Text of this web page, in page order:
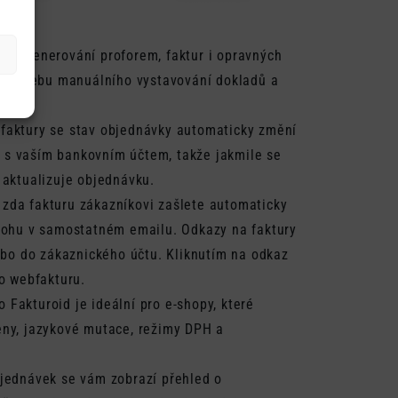
generování proforem, faktur i opravných
manuálního vystavování dokladů a
se stav objednávky automaticky změní
vaším bankovním účtem, takže jakmile se
objednávku.
fakturu zákazníkovi zašlete automaticky
v samostatném emailu. Odkazy na faktury
do zákaznického účtu. Kliknutím na odkaz
webfakturu.
Fakturoid je ideální pro e-shopy, které
jazykové mutace, režimy DPH a
se vám zobrazí přehled o